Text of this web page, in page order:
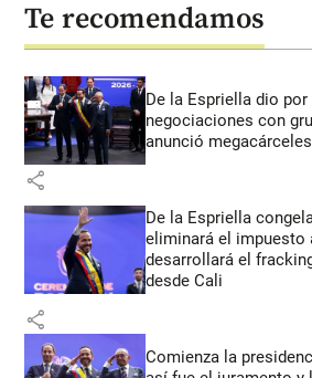
Te recomendamos
De la Espriella dio
negociaciones con
anunció megacárceles
share
De la Espriella
eliminará el impuesto
desarrollará el
desde Cali
share
Comienza la